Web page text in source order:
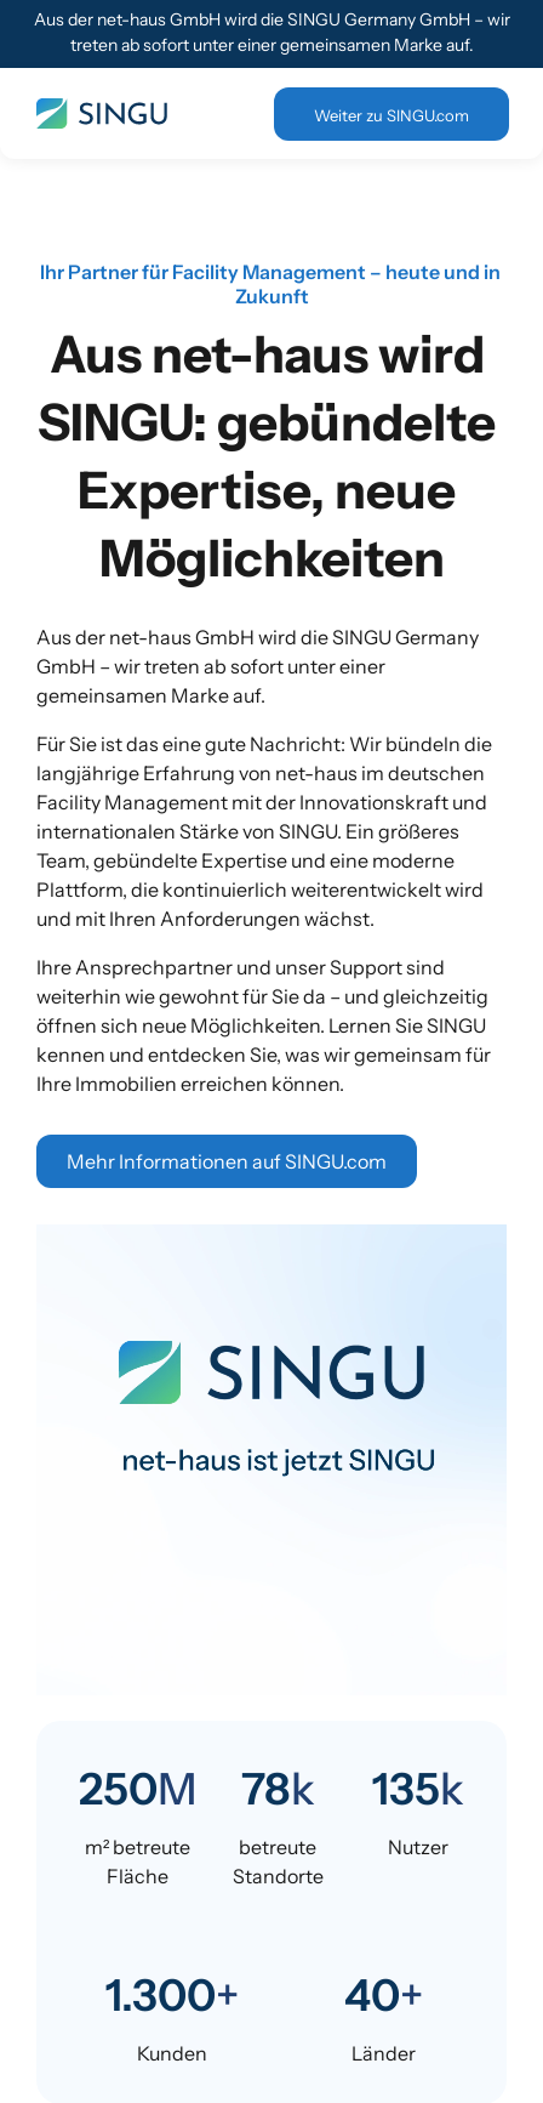
Aus der net-haus GmbH wird die SINGU Germany GmbH – wir
treten ab sofort unter einer gemeinsamen Marke auf.
Weiter zu SINGU.com
Ihr Partner für Facility Management – heute und in
Zukunft
Aus net-haus wird
SINGU: gebündelte
Expertise, neue
Möglichkeiten
Aus der net-haus GmbH wird die SINGU Germany
GmbH – wir treten ab sofort unter einer
gemeinsamen Marke auf.
Für Sie ist das eine gute Nachricht: Wir bündeln die
langjährige Erfahrung von net-haus im deutschen
Facility Management mit der Innovationskraft und
internationalen Stärke von SINGU. Ein größeres
Team, gebündelte Expertise und eine moderne
Plattform, die kontinuierlich weiterentwickelt wird
und mit Ihren Anforderungen wächst.
Ihre Ansprechpartner und unser Support sind
weiterhin wie gewohnt für Sie da – und gleichzeitig
öffnen sich neue Möglichkeiten. Lernen Sie SINGU
kennen und entdecken Sie, was wir gemeinsam für
Ihre Immobilien erreichen können.
Mehr Informationen auf SINGU.com
250M
m² betreute
Fläche
78k
betreute
Standorte
135k
Nutzer
1.300+
Kunden
40+
Länder